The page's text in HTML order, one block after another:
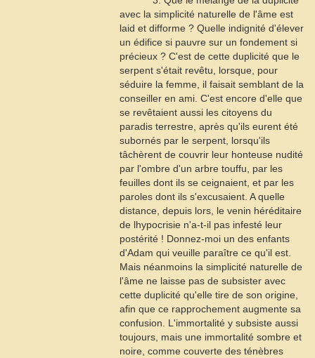
avec la simplicité naturelle de l'âme est
laid et difforme ? Quelle indignité d'élever
un édifice si pauvre sur un fondement si
précieux ? C'est de cette duplicité que le
serpent s'était revêtu, lorsque, pour
séduire la femme, il faisait semblant de la
conseiller en ami. C'est encore d'elle que
se revêtaient aussi les citoyens du
paradis terrestre, après qu'ils eurent été
subornés par le serpent, lorsqu'ils
tâchèrent de couvrir leur honteuse nudité
par l'ombre d'un arbre touffu, par les
feuilles dont ils se ceignaient, et par les
paroles dont ils s'excusaient. A quelle
distance, depuis lors, le venin héréditaire
de lhypocrisie n'a-t-il pas infesté leur
postérité ! Donnez-moi un des enfants
d'Adam qui veuille paraître ce qu'il est.
Mais néanmoins la simplicité naturelle de
l'âme ne laisse pas de subsister avec
cette duplicité qu'elle tire de son origine,
afin que ce rapprochement augmente sa
confusion. L'immortalité y subsiste aussi
toujours, mais une immortalité sombre et
noire, comme couverte des ténèbres